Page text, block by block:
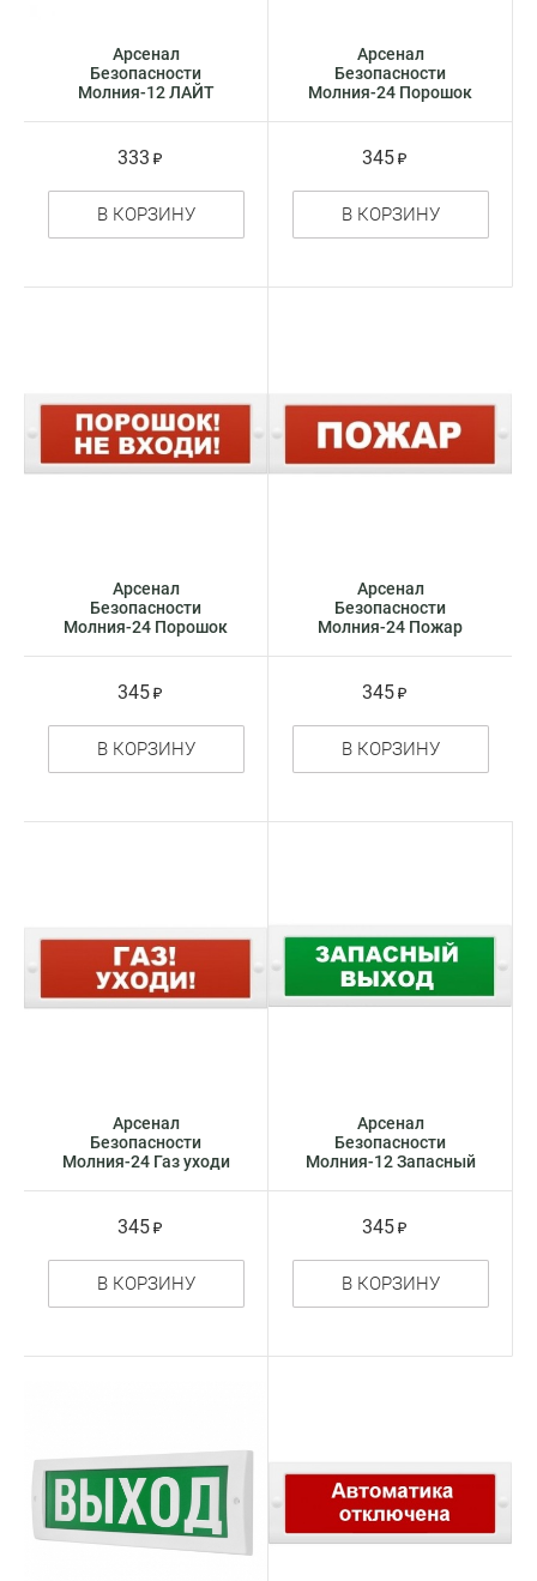
Арсенал
Безопасности
Молния-12 ЛАЙТ
указатель
333
В КОРЗИНУ
Арсенал
Безопасности
Молния-24 Порошок
указатель
345
В КОРЗИНУ
Арсенал
Безопасности
Молния-24 Порошок
световое табло -
указатель
345
В КОРЗИНУ
Арсенал
Безопасности
Молния-24 Пожар
указатель
345
В КОРЗИНУ
Арсенал
Безопасности
Молния-24 Газ уходи
указатель
345
В КОРЗИНУ
Арсенал
Безопасности
Молния-12 Запасный
указатель
345
В КОРЗИНУ